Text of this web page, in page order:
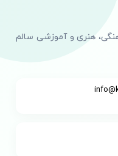
هنری و آموزشی سالم